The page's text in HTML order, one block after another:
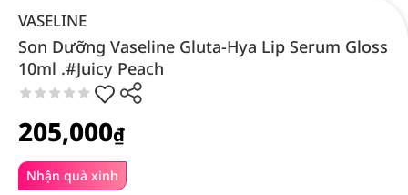
VASELINE
Son Dưỡng Vaseline Gluta-Hya Lip Serum Gloss
10ml .#Juicy Peach
Nhận quà xinh
205,000₫